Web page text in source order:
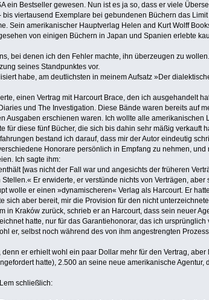
ein Bestseller gewesen. Nun ist es ja so, dass er viele
viertausend Exemplare bei gebundenen Büchern das
Sein amerikanischer Hauptverlag Helen and Kurt Wolff
von einigen Büchern in Japan und Spanien erlebte
bei denen ich den Fehler machte, ihn überzeugen zu
seines Standpunktes vor.
habe, am deutlichsten in meinem Aufsatz »Der
einen Vertrag mit Harcourt Brace, den ich ausgehandelt
und The Investigation. Diese Bände waren bereits auf
Ausgaben erschienen waren. Ich wollte alle
für diese fünf Bücher, die sich bis dahin sehr mäßig
bestand ich darauf, dass mir der Autor eindeutig
Honorare persönlich in Empfang zu nehmen,
Ich sagte ihm:
[was nicht der Fall war und angesichts der früheren
Er erwiderte, er verstünde nichts von Verträgen,
wolle er einen »dynamischeren« Verlag als Harcourt. Er
sich aber bereit, mir die Provision für den nicht
in Kraków zurück, schrieb er an Harcourt, dass sein neuer
hatte, nur für das Garantiehonorar, das ich
er, selbst noch während des von ihm angestrengten
er erhielt wohl ein paar Dollar mehr für den Vertrag,
hatte), 2.500 an seine neue amerikanische
schließlich: